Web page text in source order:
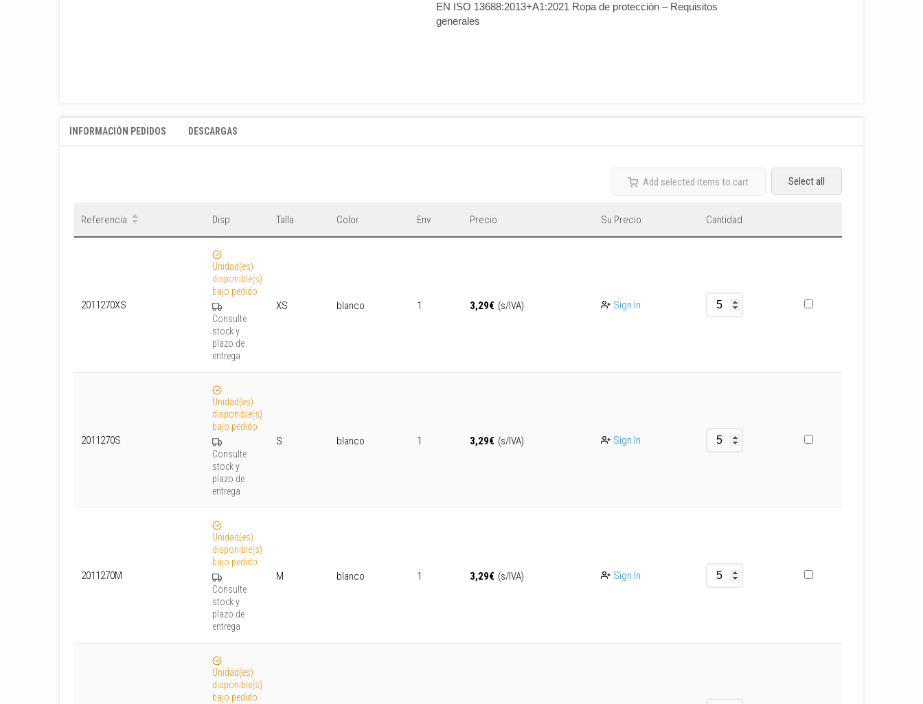
EN ISO 13688:2013+A1:2021 Ropa de protección – Requisitos
generales
INFORMACIÓN PEDIDOS DESCARGAS
Add selected items to cart Select all
Referencia Disp Talla Color Env Precio Su Precio Cantidad
2011270XS
Unidad(es)
disponible(s)
bajo pedido
Consulte
stock y
plazo de
entrega
XS blanco 1 3,29€ (s/IVA) Sign In
2011270S
Unidad(es)
disponible(s)
bajo pedido
Consulte
stock y
plazo de
entrega
S blanco 1 3,29€ (s/IVA) Sign In
2011270M
Unidad(es)
disponible(s)
bajo pedido
Consulte
stock y
plazo de
entrega
M blanco 1 3,29€ (s/IVA) Sign In
Unidad(es)
disponible(s)
bajo pedido